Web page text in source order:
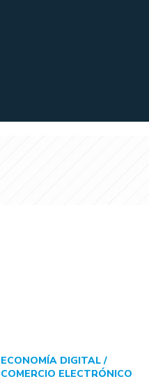
ECONOMÍA DIGITAL /
COMERCIO ELECTRÓNICO